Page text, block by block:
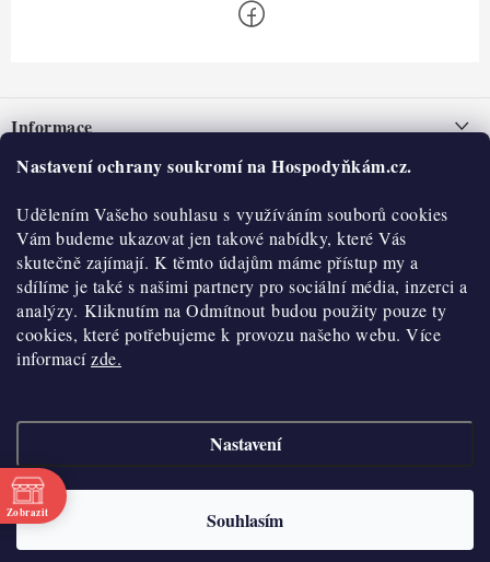
Nastavení ochrany soukromí na Hospodyňkám.cz.
Udělením Vašeho souhlasu s využíváním souborů cookies
Vám budeme ukazovat jen takové nabídky, které Vás
skutečně zajímají. K těmto údajům máme přístup my a
sdílíme je také s našimi partnery pro sociální média, inzerci a
analýzy. Kliknutím na Odmítnout budou použity pouze ty
cookies, které potřebujeme k provozu našeho webu. Více
informacízde.
Nastavení
Souhlasím
pInformace
Nepřevzetí zásilky na dobírku
Obchodní podmínky
Hodnocení obchodu
Blog
Moje objednávka
O nás
Historie
Kontakty
O nákupu
Reklamace a vratky
Výdejní místa
Velkoobchod
Doprava a platba
Vytvořil Shoptet
Copyright 2026
cookies
Zobrazit